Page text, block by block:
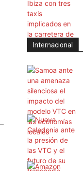
Internacional